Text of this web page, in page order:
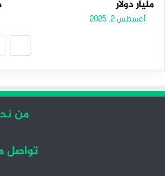
مليار دولار
أغسطس 2, 2025
من
تواصل